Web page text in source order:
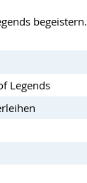
begeistern.
Legends